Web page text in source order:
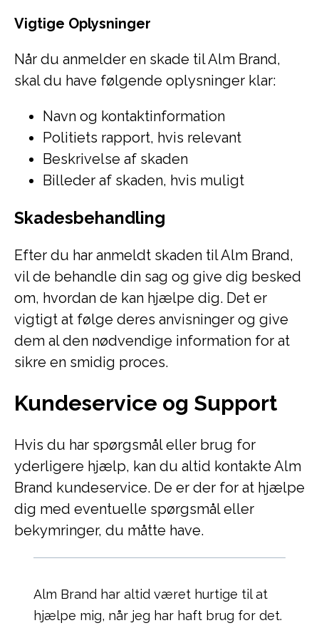
Vigtige Oplysninger
Når du anmelder en skade til Alm Brand,
skal du have følgende oplysninger klar:
Navn og kontaktinformation
Politiets rapport, hvis relevant
Beskrivelse af skaden
Billeder af skaden, hvis muligt
Skadesbehandling
Efter du har anmeldt skaden til Alm Brand,
vil de behandle din sag og give dig besked
om, hvordan de kan hjælpe dig. Det er
vigtigt at følge deres anvisninger og give
dem al den nødvendige information for at
sikre en smidig proces.
Kundeservice og Support
Hvis du har spørgsmål eller brug for
yderligere hjælp, kan du altid kontakte Alm
Brand kundeservice. De er der for at hjælpe
dig med eventuelle spørgsmål eller
bekymringer, du måtte have.
Alm Brand har altid været hurtige til at
hjælpe mig, når jeg har haft brug for det.